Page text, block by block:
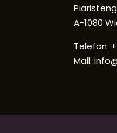
A-1080
Telefon:
Mail: